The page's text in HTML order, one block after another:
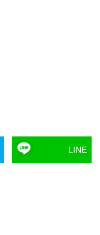
LINE